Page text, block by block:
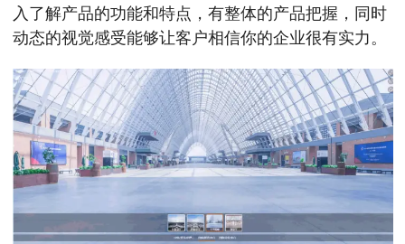
入了解产品的功能和特点，有整体的产品把握，同时
动态的视觉感受能够让客户相信你的企业很有实力。